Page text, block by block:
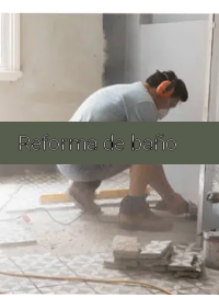
Reforma de baño